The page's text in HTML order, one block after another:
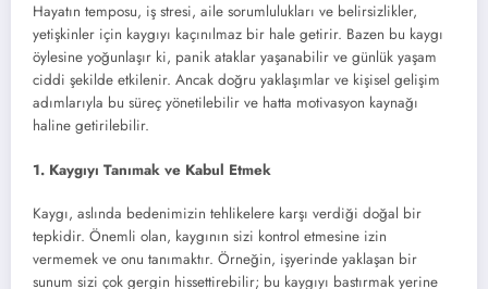
Hayatın temposu, iş stresi, aile sorumlulukları ve belirsizlikler,
yetişkinler için kaygıyı kaçınılmaz bir hale getirir. Bazen bu kaygı
öylesine yoğunlaşır ki, panik ataklar yaşanabilir ve günlük yaşam
ciddi şekilde etkilenir. Ancak doğru yaklaşımlar ve kişisel gelişim
adımlarıyla bu süreç yönetilebilir ve hatta motivasyon kaynağı
haline getirilebilir.
1. Kaygıyı Tanımak ve Kabul Etmek
Kaygı, aslında bedenimizin tehlikelere karşı verdiği doğal bir
tepkidir. Önemli olan, kaygının sizi kontrol etmesine izin
vermemek ve onu tanımaktır. Örneğin, işyerinde yaklaşan bir
sunum sizi çok gergin hissettirebilir; bu kaygıyı bastırmak yerine